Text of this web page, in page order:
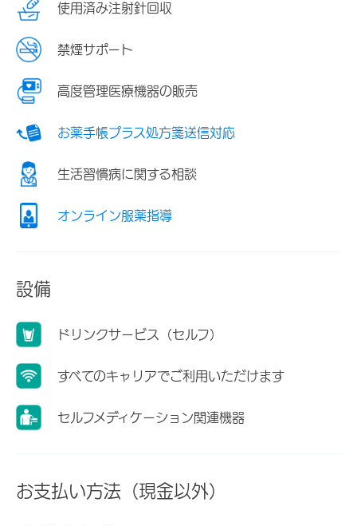
使用済み注射針回収
禁煙サポート
高度管理医療機器の販売
お薬手帳プラス処方箋送信対応
生活習慣病に関する相談
オンライン服薬指導
設備
ドリンクサービス（セルフ）
すべてのキャリアでご利用いただけます
セルフメディケーション関連機器
お支払い方法（現金以外）